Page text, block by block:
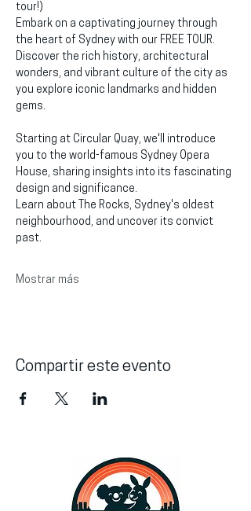
tour!)
Embark on a captivating journey through
the heart of Sydney with our FREE TOUR.
Discover the rich history, architectural
wonders, and vibrant culture of the city as
you explore iconic landmarks and hidden
gems.
Starting at Circular Quay, we'll introduce
you to the world-famous Sydney Opera
House, sharing insights into its fascinating
design and significance.
Learn about The Rocks, Sydney's oldest
neighbourhood, and uncover its convict
past.
Mostrar más
Compartir este evento